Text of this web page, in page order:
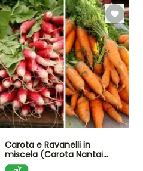
Carota e Ravanelli in
miscela (Carota Nantai…